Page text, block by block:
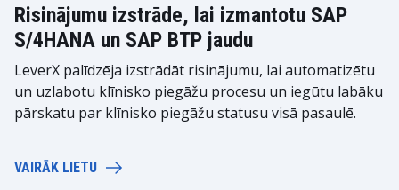
Risinājumu izstrāde, lai izmantotu SAP
S/4HANA un SAP BTP jaudu
LeverX palīdzēja izstrādāt risinājumu, lai automatizētu
un uzlabotu klīnisko piegāžu procesu un iegūtu labāku
pārskatu par klīnisko piegāžu statusu visā pasaulē.
VAIRĀK LIETU